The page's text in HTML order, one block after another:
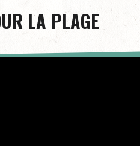
LA PLAGE